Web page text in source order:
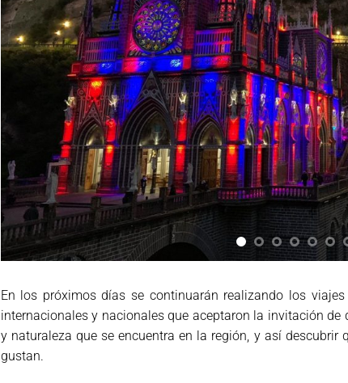
En los próximos días se continuarán realizando los
internacionales y nacionales que aceptaron la invitación
y naturaleza que se encuentra en la región, y así
gustan.